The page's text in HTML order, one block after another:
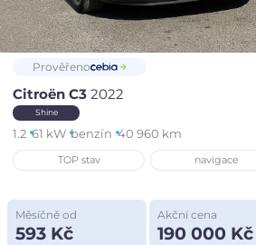
Prověřeno
Citroën C32022
Shine
1.2 61 kW benzín 40 960 km
TOP stav navigace
Měsíčně od
593 Kč
Akční cena
190 000 Kč